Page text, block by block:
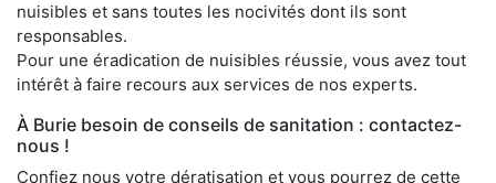
nuisibles et sans toutes les nocivités dont ils sont
responsables.
Pour une éradication de nuisibles réussie, vous avez tout
intérêt à faire recours aux services de nos experts.
À Burie besoin de conseils de sanitation : contactez-
nous !
Confiez nous votre dératisation et vous pourrez de cette